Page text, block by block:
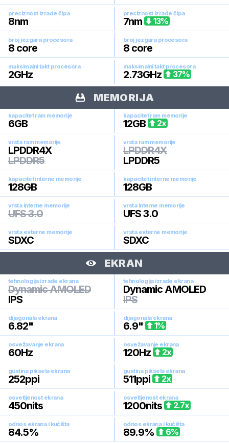
preciznost izrade čipa
8nm
preciznost izrade čipa
7nm 13%
broj jezgara procesora
8 core
broj jezgara procesora
8 core
maksimalni takt procesora
2GHz
maksimalni takt procesora
2.73GHz 37%
MEMORIJA
kapacitet ram memorije
6GB
kapacitet ram memorije
12GB 2x
vrsta ram memorije
LPDDR4X
LPDDR5
vrsta ram memorije
LPDDR4X
LPDDR5
kapacitet interne memorije
128GB
kapacitet interne memorije
128GB
vrsta interne memorije
UFS 3.0
vrsta interne memorije
UFS 3.0
vrsta externe memorije
SDXC
vrsta externe memorije
SDXC
EKRAN
tehnologija izrade ekrana
Dynamic AMOLED
IPS
tehnologija izrade ekrana
Dynamic AMOLED
IPS
dijagonala ekrana
6.82"
dijagonala ekrana
6.9" 1%
osvežavanje ekrana
60Hz
osvežavanje ekrana
120Hz 2x
gustina piksela ekrana
252ppi
gustina piksela ekrana
511ppi 2x
osvetljenost ekrana
450nits
osvetljenost ekrana
1200nits 2.7x
odnos ekrana i kućišta
84.5%
odnos ekrana i kućišta
89.9% 6%